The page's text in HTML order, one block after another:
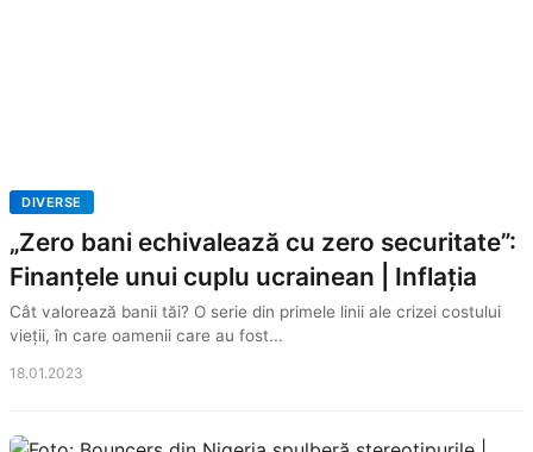
DIVERSE
„Zero bani echivalează cu zero securitate”:
Finanțele unui cuplu ucrainean | Inflația
Cât valorează banii tăi? O serie din primele linii ale crizei costului
vieții, în care oamenii care au fost...
18.01.2023